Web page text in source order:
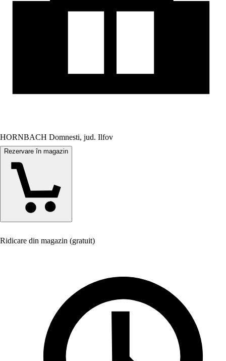
HORNBACH Domnesti, jud. Ilfov
Rezervare în magazin
Ridicare din magazin (gratuit)